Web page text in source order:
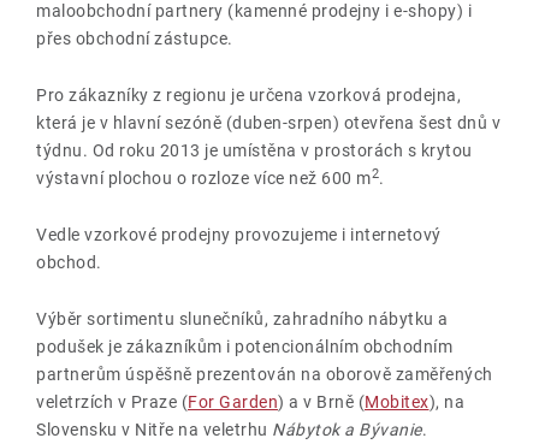
maloobchodní partnery (kamenné prodejny i e-shopy) i
přes obchodní zástupce.
Pro zákazníky z regionu je určena vzorková prodejna,
která je v hlavní sezóně (duben-srpen) otevřena šest dnů v
týdnu. Od roku 2013 je umístěna v prostorách s krytou
výstavní plochou o rozloze více než 600 m2.
Vedle vzorkové prodejny provozujeme i internetový
obchod.
Výběr sortimentu slunečníků, zahradního nábytku a
podušek je zákazníkům i potencionálním obchodním
partnerům úspěšně prezentován na oborově zaměřených
veletrzích v Praze (For Garden) a v Brně (Mobitex), na
Slovensku v Nitře na veletrhu Nábytok a Bývanie.